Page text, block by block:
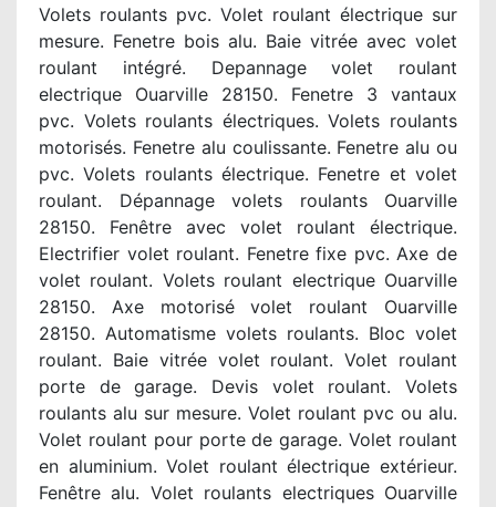
Volets roulants pvc. Volet roulant électrique sur
mesure. Fenetre bois alu. Baie vitrée avec volet
roulant intégré. Depannage volet roulant
electrique Ouarville 28150. Fenetre 3 vantaux
pvc. Volets roulants électriques. Volets roulants
motorisés. Fenetre alu coulissante. Fenetre alu ou
pvc. Volets roulants électrique. Fenetre et volet
roulant. Dépannage volets roulants Ouarville
28150. Fenêtre avec volet roulant électrique.
Electrifier volet roulant. Fenetre fixe pvc. Axe de
volet roulant. Volets roulant electrique Ouarville
28150. Axe motorisé volet roulant Ouarville
28150. Automatisme volets roulants. Bloc volet
roulant. Baie vitrée volet roulant. Volet roulant
porte de garage. Devis volet roulant. Volets
roulants alu sur mesure. Volet roulant pvc ou alu.
Volet roulant pour porte de garage. Volet roulant
en aluminium. Volet roulant électrique extérieur.
Fenêtre alu. Volet roulants electriques Ouarville